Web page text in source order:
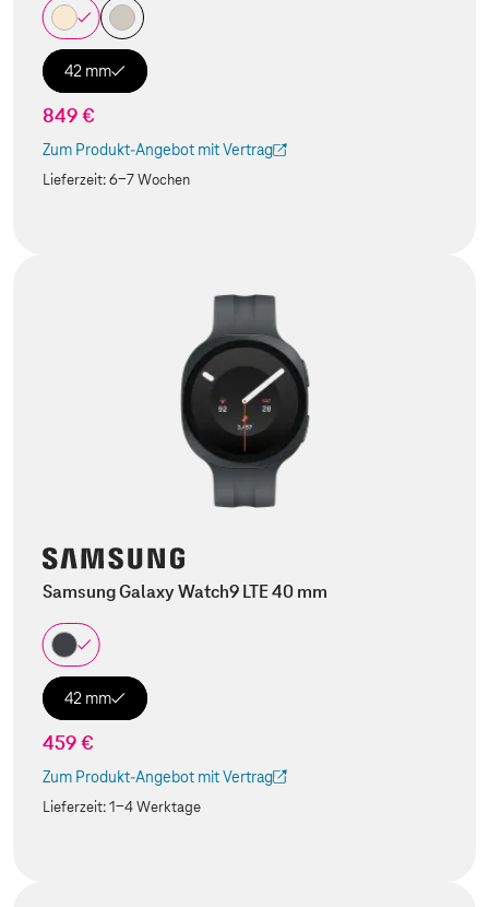
42 mm
849 €
Zum Produkt-Angebot mit Vertrag
(Der Link wird in einem neuen Tab geöffnet)
Lieferzeit:6-7 Wochen
Samsung Galaxy Watch9 LTE 40 mm
42 mm
459 €
Zum Produkt-Angebot mit Vertrag
(Der Link wird in einem neuen Tab geöffnet)
Lieferzeit:1-4 Werktage